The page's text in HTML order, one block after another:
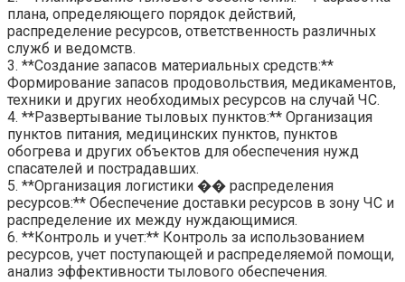
плана, определяющего порядок действий,
распределение ресурсов, ответственность различных
служб и ведомств.
3. **Создание запасов материальных средств:**
Формирование запасов продовольствия, медикаментов,
техники и других необходимых ресурсов на случай ЧС.
4. **Развертывание тыловых пунктов:** Организация
пунктов питания, медицинских пунктов, пунктов
обогрева и других объектов для обеспечения нужд
спасателей и пострадавших.
5. **Организация логистики �� распределения
ресурсов:** Обеспечение доставки ресурсов в зону ЧС и
распределение их между нуждающимися.
6. **Контроль и учет:** Контроль за использованием
ресурсов, учет поступающей и распределяемой помощи,
анализ эффективности тылового обеспечения.